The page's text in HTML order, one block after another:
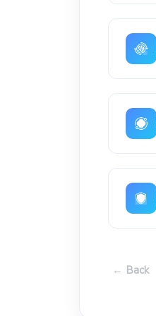
✓
✓
✓
✓
✓
← Back